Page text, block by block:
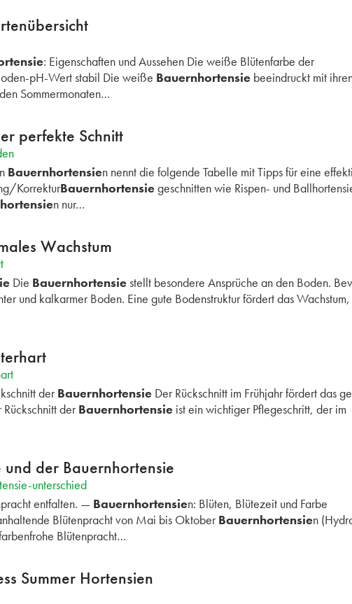
: Eigenschaften und Aussehen Die weiße Blütenfarbe der
pH-Wert stabil Die weiße Bauernhortensie beeindruckt mit
Sommermonaten…
perfekte Schnitt
Bauernhortensien nennt die folgende Tabelle mit Tipps für eine
KorrekturBauernhortensiegeschnitten wie Rispen- und
n nur…
Wachstum
Die Bauernhortensiestellt besondere Ansprüche an den Boden.
und kalkarmer Boden. Eine gute Bodenstruktur fördert das
derBauernhortensie Der Rückschnitt im Frühjahr fördert das
Rückschnitt derBauernhortensie ist ein wichtiger Pflegeschritt, der im
der Bauernhortensie
unterschied
entfalten. — Bauernhortensien: Blüten, Blütezeit und Farbe
Blütenpracht von Mai bis OktoberBauernhortensien
Blütenpracht…
Summer Hortensien